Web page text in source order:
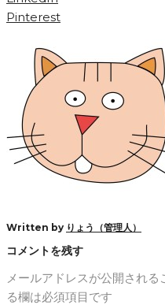
Pinterest
Written by りょう（管理人）
コメントを残す
メールアドレスが公開される
る欄は必須項目です